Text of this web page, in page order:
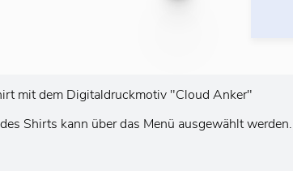
mit dem Digitaldruckmotiv "Cloud Anker"
Shirts kann über das Menü ausgewählt